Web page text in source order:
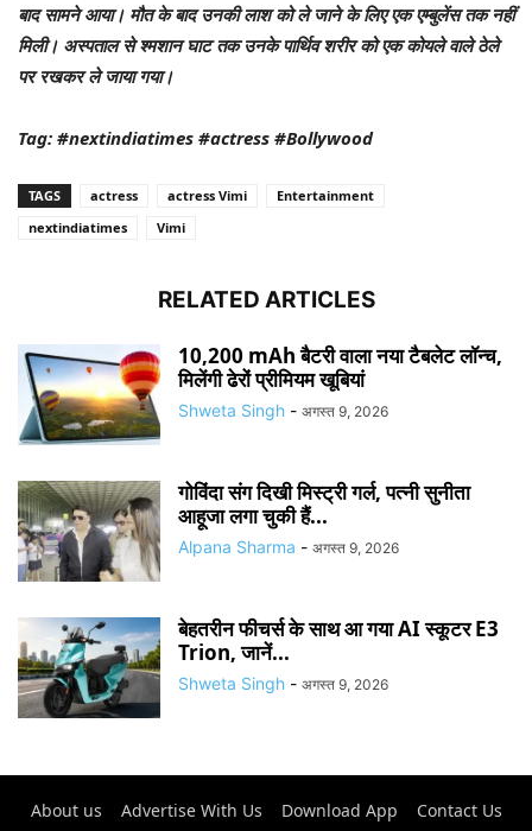
बाद सामने आया। मौत के बाद उनकी लाश को ले जाने के लिए एक एम्बुलेंस तक नहीं
मिली। अस्पताल से श्मशान घाट तक उनके पार्थिव शरीर को एक कोयले वाले ठेले
पर रखकर ले जाया गया।
Tag: #nextindiatimes #actress #Bollywood
TAGS actress actress Vimi
Entertainment
nextindiatimes
Vimi
RELATED ARTICLES
10,200 mAh बैटरी वाला नया टैबलेट लॉन्च,
मिलेंगी ढेरों प्रीमियम खूबियां
Shweta Singh - अगस्त 9, 2026
गोविंदा संग दिखी मिस्ट्री गर्ल, पत्नी सुनीता
आहूजा लगा चुकी हैं...
Alpana Sharma - अगस्त 9, 2026
बेहतरीन फीचर्स के साथ आ गया AI स्कूटर E3
Trion, जानें...
Shweta Singh - अगस्त 9, 2026
About us Advertise With Us Download App Contact Us